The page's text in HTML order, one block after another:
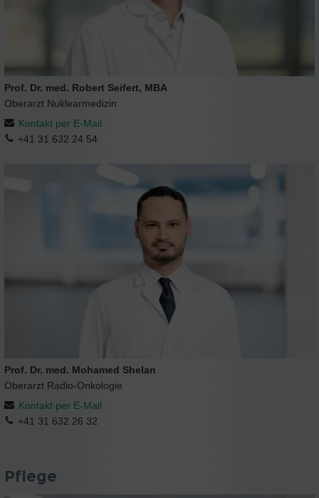
Prof. Dr. med. Robert Seifert, MBA
Oberarzt Nuklearmedizin
Kontakt per E-Mail
+41 31 632 24 54
Prof. Dr. med. Mohamed Shelan
Oberarzt Radio-Onkologie
Kontakt per E-Mail
+41 31 632 26 32
Pflege